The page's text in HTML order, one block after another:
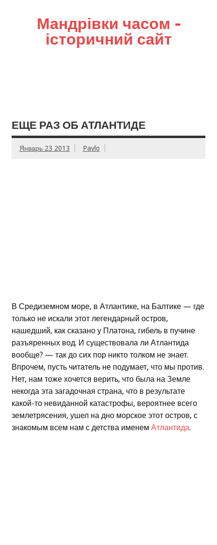
Мандрівки часом –
історичний сайт
ЕЩЕ РАЗ ОБ АТЛАНТИДЕ
Январь 23 2013 Pavlo
В Средиземном море, в Атлантике, на Балтике — где
только не искали этот легендарный остров,
нашедший, как сказано у Платона, гибель в пучине
разъяренных вод. И существовала ли Атлантида
вообще? — так до сих пор никто толком не знает.
Впрочем, пусть читатель не подумает, что мы против.
Нет, нам тоже хочется верить, что была на Земле
некогда эта загадочная страна, что в результате
какой-то невиданной катастрофы, вероятнее всего
землетрясения, ушел на дно морское этот остров, с
знакомым всем нам с детства именем Атлантида.